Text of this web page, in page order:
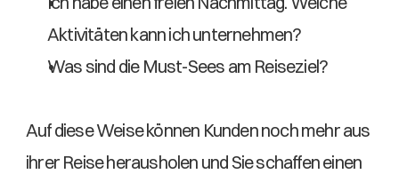
Aktivitäten kann ich unternehmen?
Was sind die Must-Sees am Reiseziel?
Auf diese Weise können Kunden noch mehr aus
ihrer Reise herausholen und Sie schaffen einen